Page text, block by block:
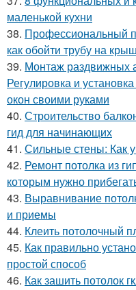
маленькой кухни
38. Профессиональный
как обойти трубу на
39. Монтаж раздвижных
Регулировка и
окон своими руками
40. Строительство
гид для начинающих
41. Сильные стены: Как
42. Ремонт потолка из
которым нужно
43. Выравнивание
и приемы
44. Клеить потолочный
45. Как правильно
простой способ
46. Как зашить потолок